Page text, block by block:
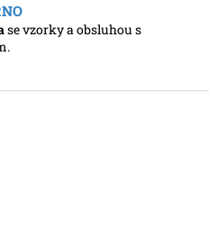
se vzorky a obsluhou s